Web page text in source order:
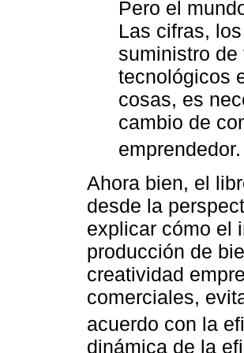
Pero el
Las cifras,
suministro
tecnológicos
cosas, es
cambio de
Ahora bien, el
desde la
explicar cómo el
producción de
creatividad
comerciales,
acuerdo con la
dinámica de la